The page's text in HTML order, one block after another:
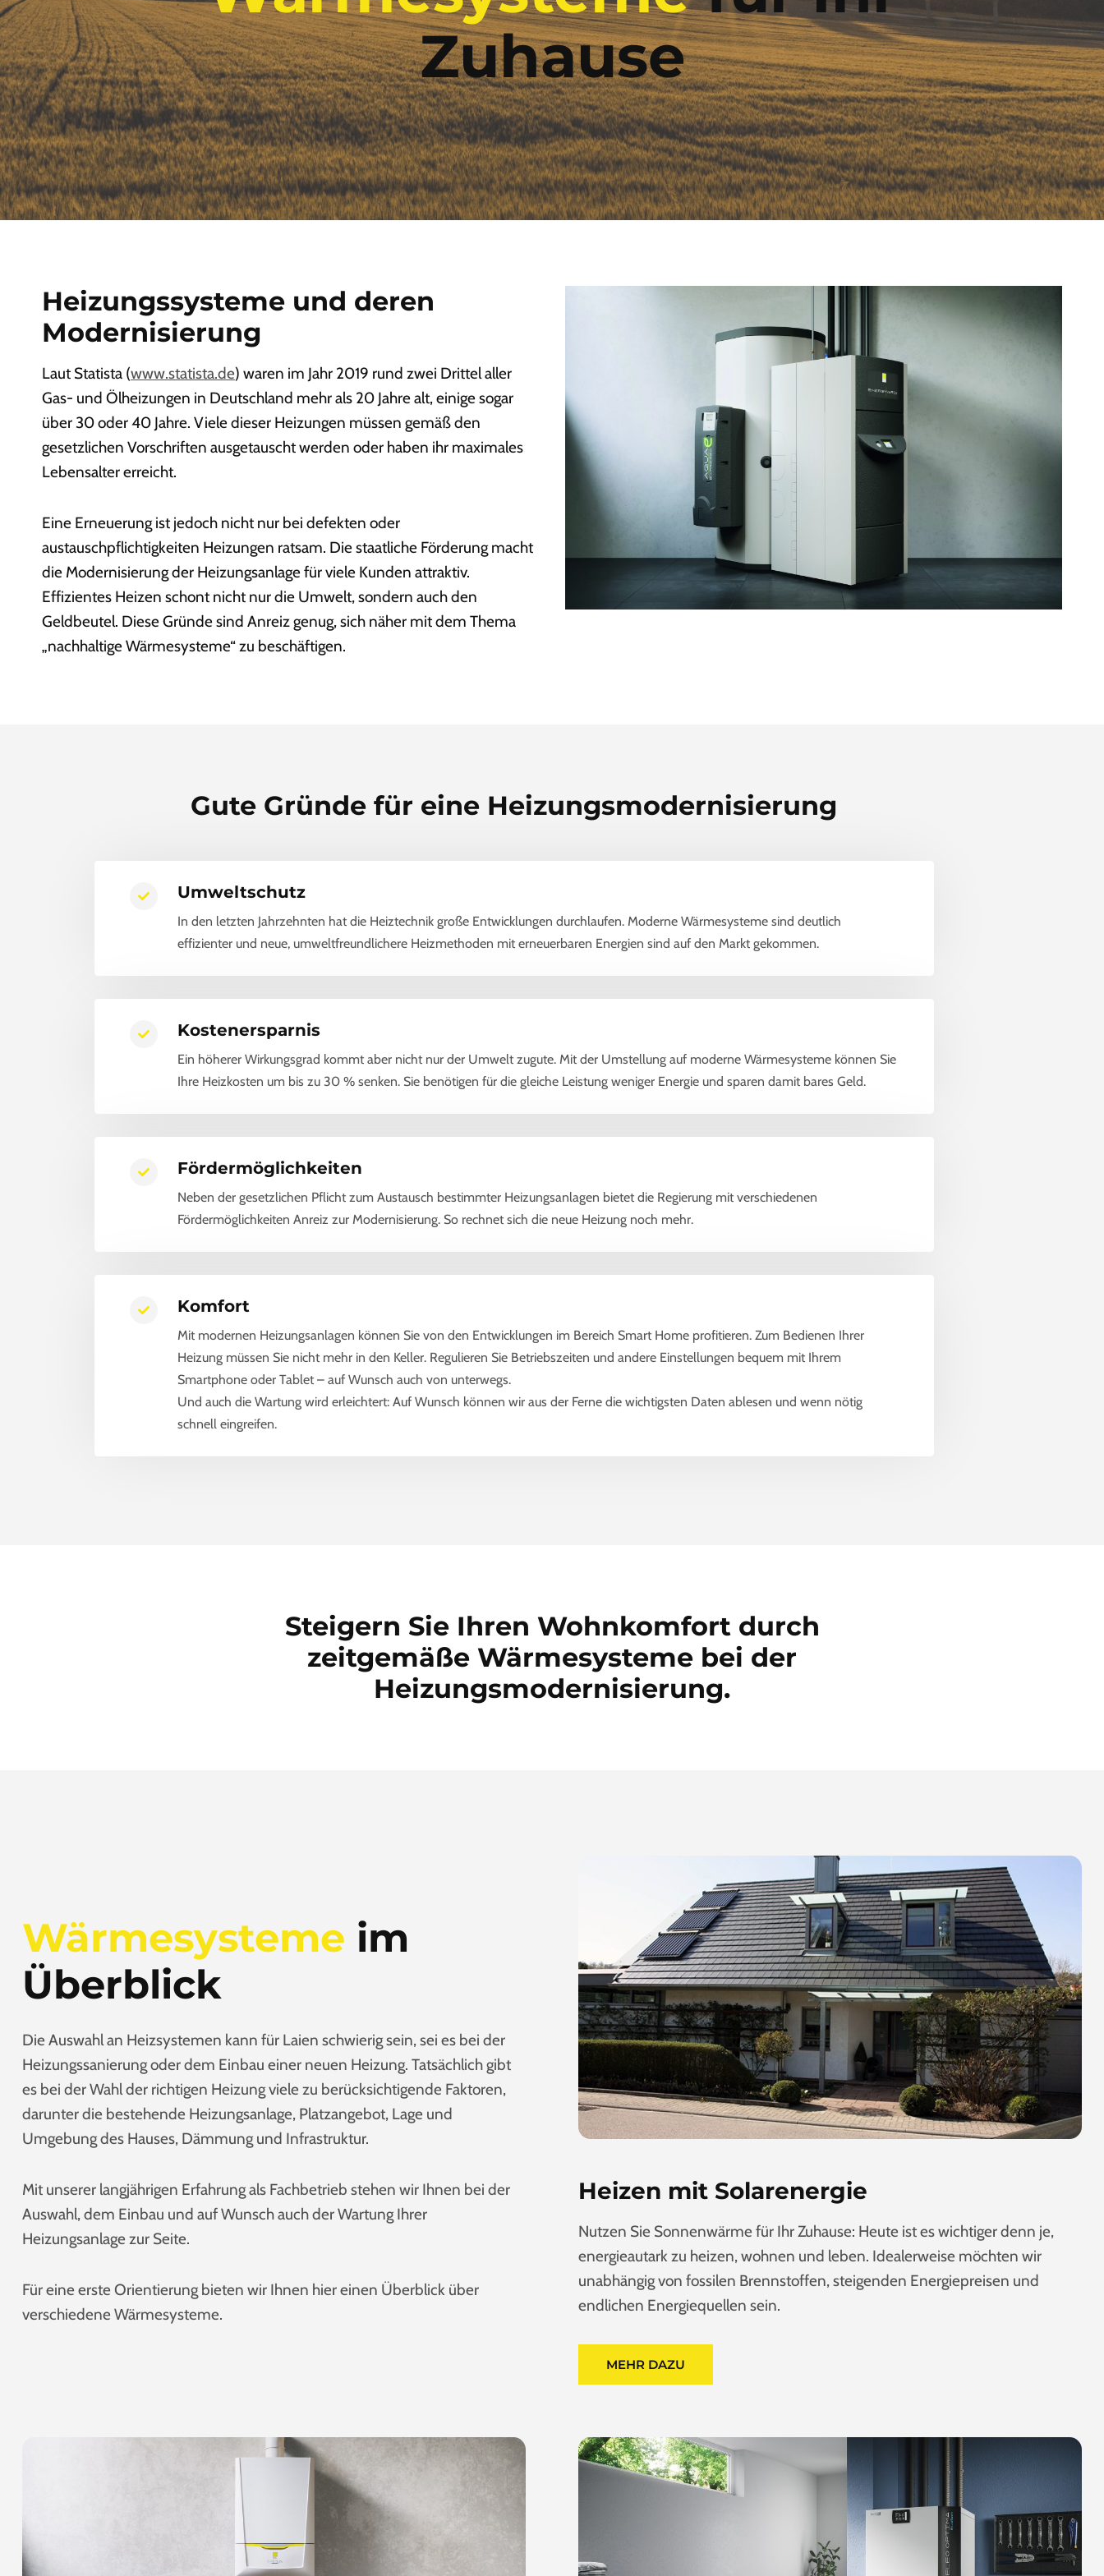
Zuhause
Heizungssysteme und deren
Modernisierung
Laut Statista (www.statista.de) waren im Jahr 2019 rund zwei Drittel aller
Gas- und Ölheizungen in Deutschland mehr als 20 Jahre alt, einige sogar
über 30 oder 40 Jahre. Viele dieser Heizungen müssen gemäß den
gesetzlichen Vorschriften ausgetauscht werden oder haben ihr maximales
Lebensalter erreicht.
Eine Erneuerung ist jedoch nicht nur bei defekten oder
austauschpflichtigkeiten Heizungen ratsam. Die staatliche Förderung macht
die Modernisierung der Heizungsanlage für viele Kunden attraktiv.
Effizientes Heizen schont nicht nur die Umwelt, sondern auch den
Geldbeutel. Diese Gründe sind Anreiz genug, sich näher mit dem Thema
„nachhaltige Wärmesysteme“ zu beschäftigen.
Gute Gründe für eine Heizungsmodernisierung
Umweltschutz
In den letzten Jahrzehnten hat die Heiztechnik große Entwicklungen durchlaufen. Moderne Wärmesysteme sind deutlich
effizienter und neue, umweltfreundlichere Heizmethoden mit erneuerbaren Energien sind auf den Markt gekommen.
Kostenersparnis
Ein höherer Wirkungsgrad kommt aber nicht nur der Umwelt zugute. Mit der Umstellung auf moderne Wärmesysteme können Sie
Ihre Heizkosten um bis zu 30 % senken. Sie benötigen für die gleiche Leistung weniger Energie und sparen damit bares Geld.
Fördermöglichkeiten
Neben der gesetzlichen Pflicht zum Austausch bestimmter Heizungsanlagen bietet die Regierung mit verschiedenen
Fördermöglichkeiten Anreiz zur Modernisierung. So rechnet sich die neue Heizung noch mehr.
Komfort
Mit modernen Heizungsanlagen können Sie von den Entwicklungen im Bereich Smart Home profitieren. Zum Bedienen Ihrer
Heizung müssen Sie nicht mehr in den Keller. Regulieren Sie Betriebszeiten und andere Einstellungen bequem mit Ihrem
Smartphone oder Tablet – auf Wunsch auch von unterwegs.
Und auch die Wartung wird erleichtert: Auf Wunsch können wir aus der Ferne die wichtigsten Daten ablesen und wenn nötig
schnell eingreifen.
Steigern Sie Ihren Wohnkomfort durch
zeitgemäße Wärmesysteme bei der
Heizungsmodernisierung.
Wärmesysteme im
Überblick
Die Auswahl an Heizsystemen kann für Laien schwierig sein, sei es bei der
Heizungssanierung oder dem Einbau einer neuen Heizung. Tatsächlich gibt
es bei der Wahl der richtigen Heizung viele zu berücksichtigende Faktoren,
darunter die bestehende Heizungsanlage, Platzangebot, Lage und
Umgebung des Hauses, Dämmung und Infrastruktur.
Mit unserer langjährigen Erfahrung als Fachbetrieb stehen wir Ihnen bei der
Auswahl, dem Einbau und auf Wunsch auch der Wartung Ihrer
Heizungsanlage zur Seite.
Für eine erste Orientierung bieten wir Ihnen hier einen Überblick über
verschiedene Wärmesysteme.
Heizen mit Solarenergie
Nutzen Sie Sonnenwärme für Ihr Zuhause: Heute ist es wichtiger denn je,
energieautark zu heizen, wohnen und leben. Idealerweise möchten wir
unabhängig von fossilen Brennstoffen, steigenden Energiepreisen und
endlichen Energiequellen sein.
MEHR DAZU